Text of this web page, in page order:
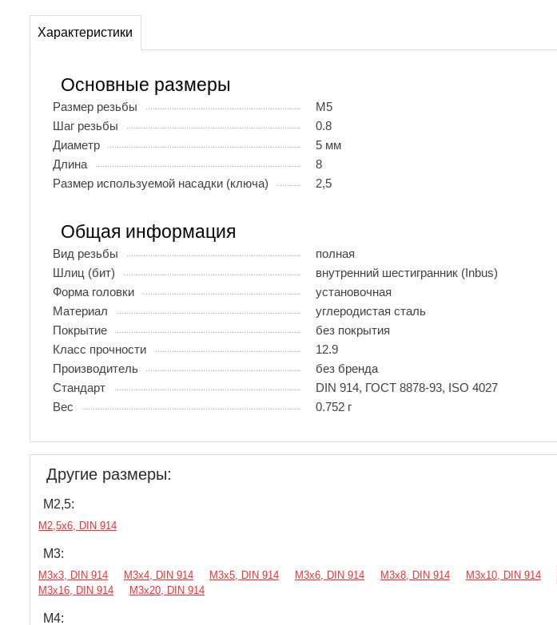
Характеристики
Основные размеры
Размер резьбы
М5
Шаг резьбы
0.8
Диаметр
5 мм
Длина
8
Размер используемой насадки (ключа)
2,5
Общая информация
Вид резьбы
полная
Шлиц (бит)
внутренний шестигранник (Inbus)
Форма головки
установочная
Материал
углеродистая сталь
Покрытие
без покрытия
Класс прочности
12.9
Производитель
без бренда
Стандарт
DIN 914, ГОСТ 8878-93, ISO 4027
Вес
0.752 г
Другие размеры:
М2,5:
М2,5х6, DIN 914
М3:
М3х3, DIN 914 М3х4, DIN 914 М3х5, DIN 914 М3х6, DIN 914 М3х8, DIN 914 М3х10, DIN 914
М3х16, DIN 914
М3х20, DIN 914
М4: